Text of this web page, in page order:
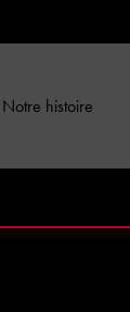
Notre histoire